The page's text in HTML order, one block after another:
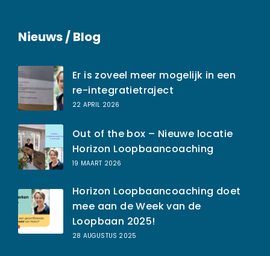
Nieuws / Blog
Er is zoveel meer mogelijk in een
re-integratietraject
22 APRIL 2026
Out of the box – Nieuwe locatie
Horizon Loopbaancoaching
19 MAART 2026
Horizon Loopbaancoaching doet
mee aan de Week van de
Loopbaan 2025!
28 AUGUSTUS 2025